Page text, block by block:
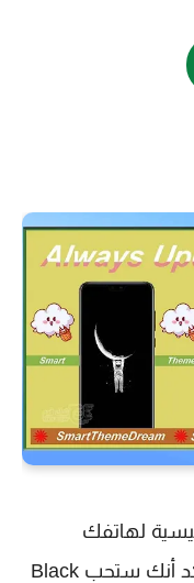
لهاتفك
بخلفيات سوداء مميزة، فمن المؤكد أنك ستحب Black